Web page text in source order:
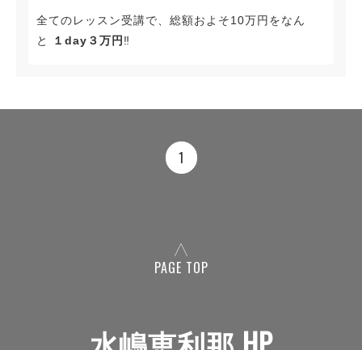
全てのレッスン受講で、総額およそ10万円をなん
と
１day３万円 ‼︎
1
PAGE TOP